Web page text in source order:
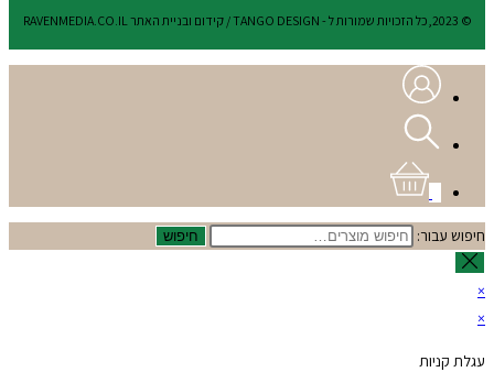
© 2023,כל הזכויות שמורות ל - TANGO DESIGN / קידום ובניית האתר RAVENMEDIA.CO.IL
חיפוש עבור: חיפוש
×
×
עגלת קניות